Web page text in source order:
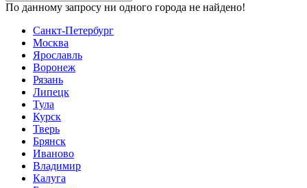
По данному запросу ни одного города не найдено!
Санкт-Петербург
Москва
Ярославль
Воронеж
Рязань
Липецк
Тула
Курск
Тверь
Брянск
Иваново
Владимир
Калуга